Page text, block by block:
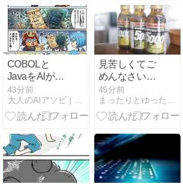
COBOLと
JavaをAIが結
ぶ！？謎の言
葉「JaBOL」
の正体と最新
ション
43分前
見苦しくてご
めんなさい。
（栄養ドリン
ク買いまし
た）
45分前